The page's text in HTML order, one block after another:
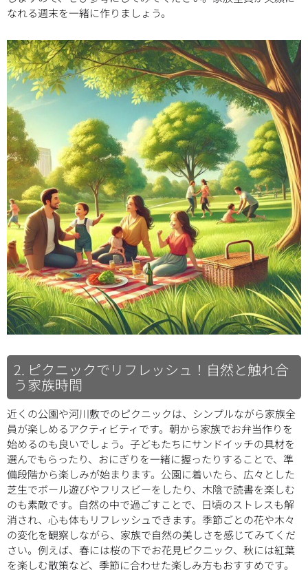
なれる週末を一緒に作りましょう。
2. ピクニックでリフレッシュ！自然と触れ合
う家族時間
近くの公園や河川敷でのピクニックは、シンプルながら家族全
員が楽しめるアクティビティです。朝から家族でお弁当作りを
始めるのも良いでしょう。子どもたちにサンドイッチの具材を
選んでもらったり、おにぎりを一緒に握ったりすることで、準
備段階から楽しみが始まります。公園に着いたら、広々とした
芝生でボール遊びやフリスビーをしたり、木陰で読書を楽しむ
のも素敵です。自然の中で過ごすことで、日頃のストレスも解
消され、心も体もリフレッシュできます。季節ごとの花や木々
の変化を観察しながら、家族で自然の美しさを感じてみてくだ
さい。例えば、春には桜の下でお花見ピクニック、秋には紅葉
を楽しむ散策など、季節に合わせた楽しみ方もおすすめです。